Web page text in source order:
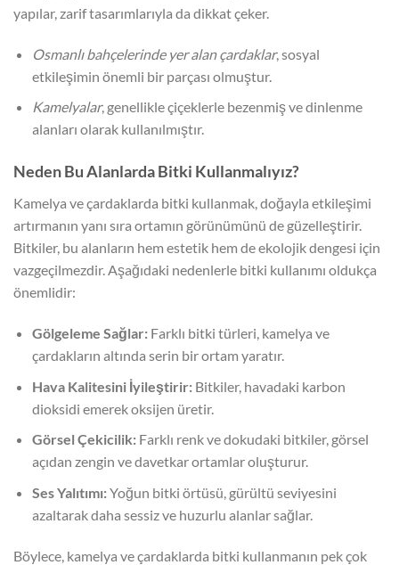
yapılar, zarif tasarımlarıyla da dikkat çeker.
Osmanlı bahçelerinde yer alan çardaklar, sosyal
etkileşimin önemli bir parçası olmuştur.
Kamelyalar, genellikle çiçeklerle bezenmiş ve dinlenme
alanları olarak kullanılmıştır.
Neden Bu Alanlarda Bitki Kullanmalıyız?
Kamelya ve çardaklarda bitki kullanmak, doğayla etkileşimi
artırmanın yanı sıra ortamın görünümünü de güzelleştirir.
Bitkiler, bu alanların hem estetik hem de ekolojik dengesi için
vazgeçilmezdir. Aşağıdaki nedenlerle bitki kullanımı oldukça
önemlidir:
Gölgeleme Sağlar:Farklı bitki türleri, kamelya ve
çardakların altında serin bir ortam yaratır.
Hava Kalitesini İyileştirir:Bitkiler, havadaki karbon
dioksidi emerek oksijen üretir.
Görsel Çekicilik:Farklı renk ve dokudaki bitkiler, görsel
açıdan zengin ve davetkar ortamlar oluşturur.
Ses Yalıtımı:Yoğun bitki örtüsü, gürültü seviyesini
azaltarak daha sessiz ve huzurlu alanlar sağlar.
Böylece, kamelya ve çardaklarda bitki kullanmanın pek çok